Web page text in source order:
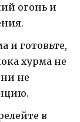
огонь и
и готовьте,
хурма не
не
в